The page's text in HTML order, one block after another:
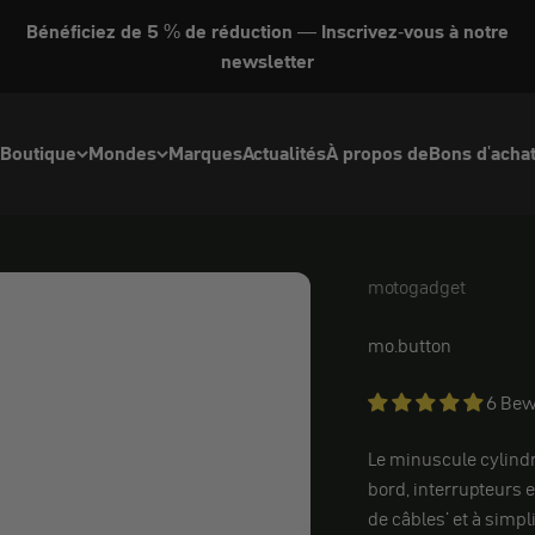
Bénéficiez de 5 % de réduction — Inscrivez-vous à notre
newsletter
Boutique Mondes MarquesActualitésÀ propos deBons d'achat
motogadget
motogadget
mo.button
6
Le minuscule
bord, interrupteurs
de câbles' et à